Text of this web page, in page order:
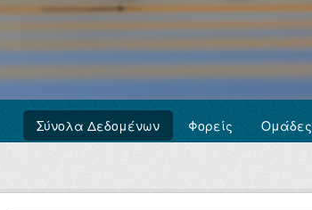
Σύνολα Δεδομένων Φορείς Ομάδες